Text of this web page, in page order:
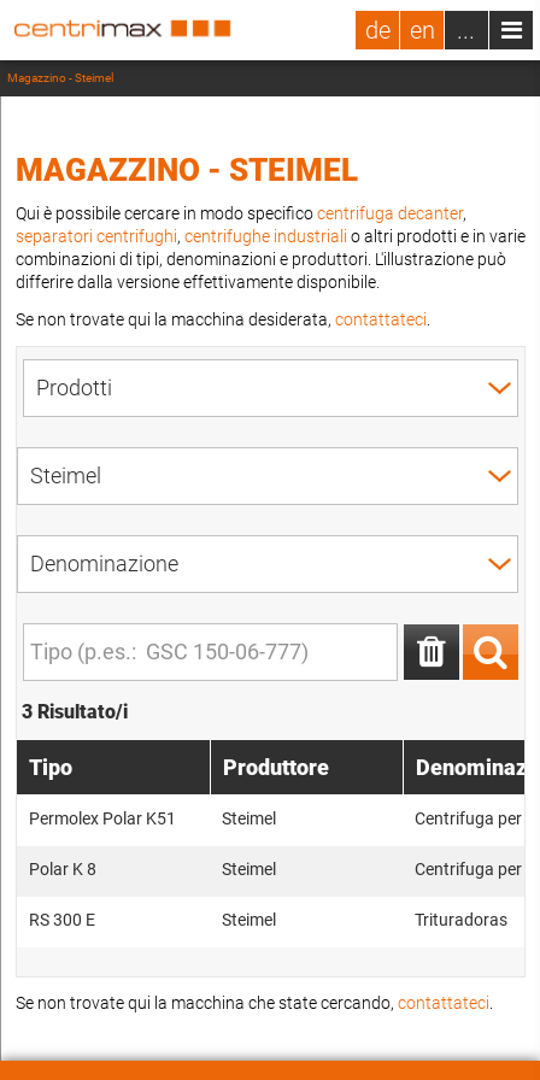
de en ...
Magazzino - Steimel
MAGAZZINO - STEIMEL
Qui è possibile cercare in modo specificocentrifuga decanter,
separatori centrifughi, centrifughe industriali o altri prodotti e in varie
combinazioni di tipi, denominazioni e produttori. L'illustrazione può
differire dalla versione effettivamente disponibile.
Se non trovate qui la macchina desiderata, contattateci
3 Risultato/i
Tipo Produttore
Permolex Polar K51 Steimel Centrifuga per
Polar K 8 Steimel Centrifuga per
RS 300 E Steimel Trituradoras
Se non trovate qui la macchina che state cercando, contattateci